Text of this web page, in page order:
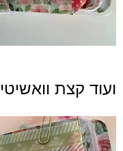
ועוד קצת